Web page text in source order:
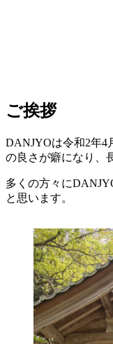
ご挨拶
DANJYOは令和2年4
の良さが癖になり、
多くの方々に
と思います。